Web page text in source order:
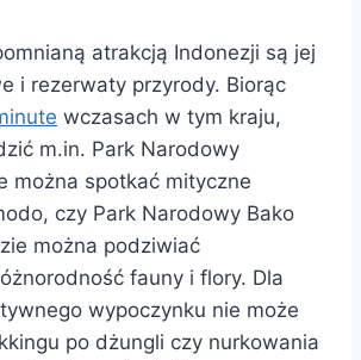
atrakcją Indonezji są jej
i rezerwaty przyrody. Biorąc
wczasach w tym kraju,
m.in. Park Narodowy
można spotkać mityczne
czy Park Narodowy Bako
można podziwiać
fauny i flory. Dla
wypoczynku nie może
po dżungli czy nurkowania